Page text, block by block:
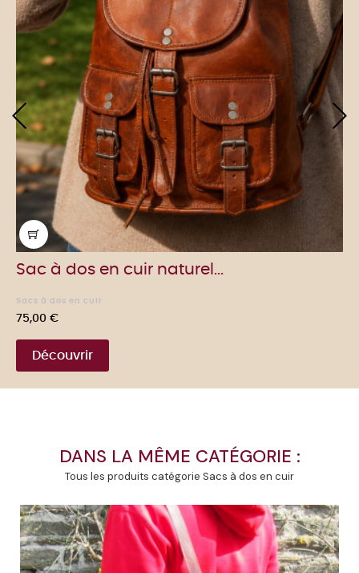
Sac à dos en cuir naturel...
Sacs à dos en cuir
Prix
75,00 €
Découvrir
DANS LA MÊME CATÉGORIE :
Tous les produits catégorie Sacs à dos en cuir